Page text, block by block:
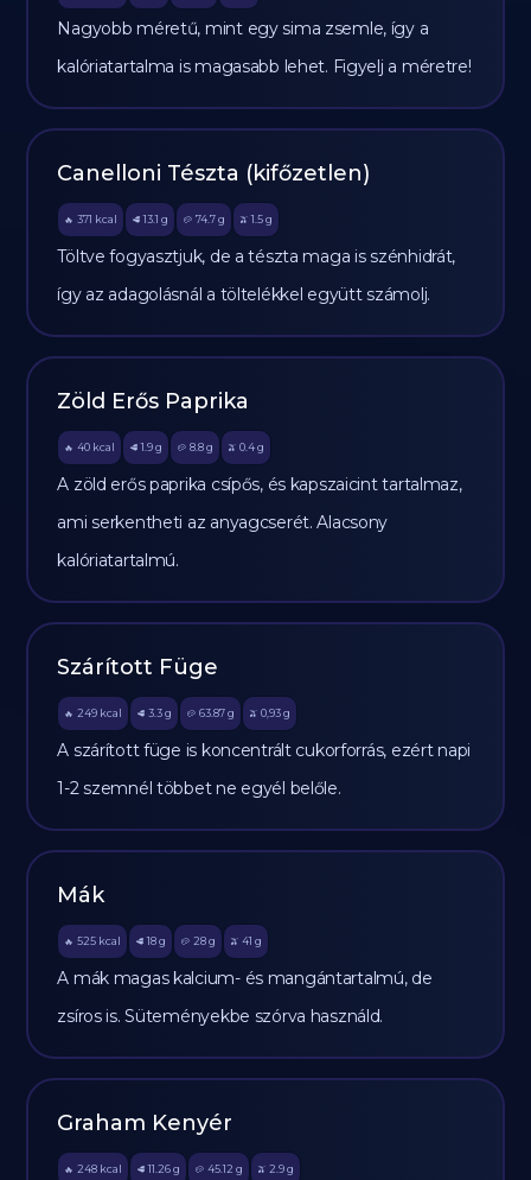
Nagyobb méretű, mint egy sima zsemle, így a
kalóriatartalma is magasabb lehet. Figyelj a méretre!
Canelloni Tészta (kifőzetlen)
🔥 371 kcal 🥩 13.1 g 🥔 74.7g 🫒 1.5 g
Töltve fogyasztjuk, de a tészta maga is szénhidrát,
így az adagolásnál a töltelékkel együtt számolj.
Zöld Erős Paprika
🔥 40 kcal 🥩 1.9 g 🥔 8.8g 🫒 0.4 g
A zöld erős paprika csípős, és kapszaicint tartalmaz,
ami serkentheti az anyagcserét. Alacsony
kalóriatartalmú.
Szárított Füge
🔥 249 kcal 🥩 3.3 g 🥔 63.87g 🫒 0,93 g
A szárított füge is koncentrált cukorforrás, ezért napi
1-2 szemnél többet ne egyél belőle.
Mák
🔥 525 kcal 🥩 18 g 🥔 28g 🫒 41 g
A mák magas kalcium- és mangántartalmú, de
zsíros is. Süteményekbe szórva használd.
Graham Kenyér
🔥 248 kcal 🥩 11.26 g 🥔 45.12 g 🫒 2.9 g